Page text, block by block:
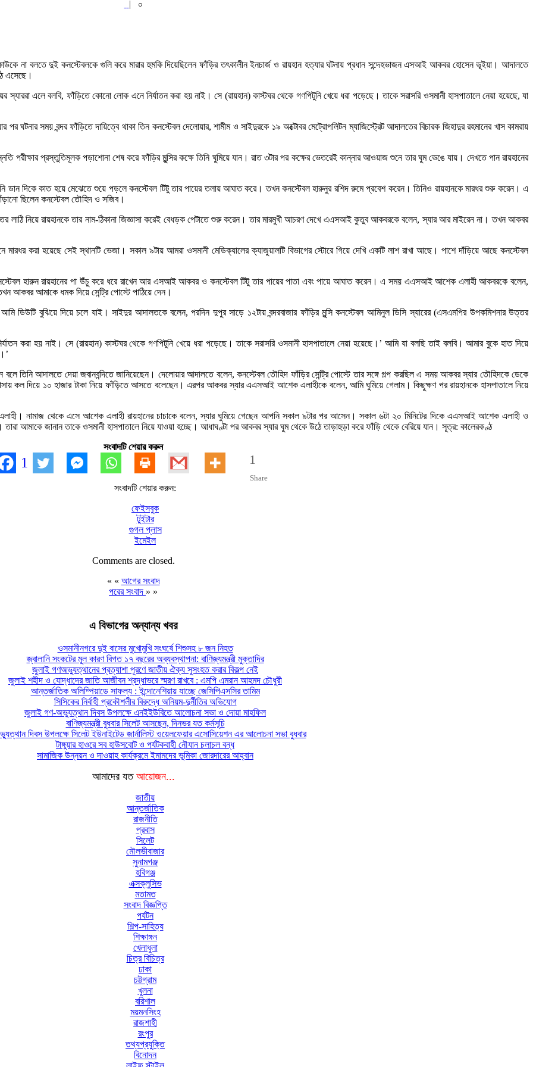
| ০
কাউকে না বলতে দুই কনস্টেবলকে গুলি করে মারার হুমকি দিয়েছিলেন ফাঁড়ির তৎকালীন ইনচার্জ ও রায়হান হত্যার ঘটনায় প্রধান সন্দেহভাজন এসআই আকবর হোসেন ভূইয়া। আদালতে
এসেছে।
এলে বলবি, ফাঁড়িতে কোনো লোক এনে নির্যাতন করা হয় নাই। সে (রায়হান) কাস্টঘর থেকে গণপিটুনি খেয়ে ধরা পড়েছে। তাকে সরাসরি ওসমানী হাসপাতালে নেয়া হয়েছে, যা
ঘটনার সময় বন্দর ফাঁড়িতে দায়িত্বে থাকা তিন কনস্টেবল দেলোয়ার, শামীম ও সাইদুরকে ১৯ অক্টোবর মেট্রোপলিটন ম্যাজিস্ট্রেট আদালতের বিচারক জিহাদুর রহমানের খাস কামরায়
পরীক্ষার প্রস্তুতিমূলক পড়াশোনা শেষ করে ফাঁড়ির মুন্সির কক্ষে তিনি ঘুমিয়ে যান। রাত ৩টার পর কক্ষের ভেতরেই কান্নার আওয়াজ শুনে তার ঘুম ভেঙে যায়। দেখতে পান রায়হানের
ডান দিকে কাত হয়ে মেঝেতে শুয়ে পড়লে কনস্টেবল টিটু তার পায়ের তলায় আঘাত করে। তখন কনস্টেবল হারুনুর রশিদ রুমে প্রবেশ করেন। তিনিও রায়হানকে মারধর শুরু করেন। এ
ছিলেন কনস্টেবল তৌহিদ ও সজিব।
লাঠি নিয়ে রায়হানকে তার নাম-ঠিকানা জিজ্ঞাসা করেই বেধড়ক পেটাতে শুরু করেন। তার মারমুখী আচরণ দেখে এএসআই কুতুব আকবরকে বলেন, স্যার আর মাইরেন না। তখন আকবর
মারধর করা হয়েছে সেই স্থানটি ভেজা। সকাল ৯টায় আমরা ওসমানী মেডিক্যালের ক্যাজুয়ালটি বিভাগের স্টোরে গিয়ে দেখি একটি লাশ রাখা আছে। পাশে দাঁড়িয়ে আছে কনস্টেবল
হারুন রায়হানের পা উঁচু করে ধরে রাখেন আর এসআই আকবর ও কনস্টেবল টিটু তার পায়ের পাতা এবং পায়ে আঘাত করেন। এ সময় এএসআই আশেক এলাহী আকবরকে বলেন,
আকবর আমাকে ধমক দিয়ে সেন্ট্রি পোস্টে পাঠিয়ে দেন।
ডিউটি বুঝিয়ে দিয়ে চলে যাই। সাইদুর আদালতকে বলেন, পরদিন দুপুর সাড়ে ১২টায় বন্দরবাজার ফাঁড়ির মুন্সি কনস্টেবল আমিনুল ডিসি স্যারের (এসএমপির উপকমিশনার উত্তর
করা হয় নাই। সে (রায়হান) কাস্টঘর থেকে গণপিটুনি খেয়ে ধরা পড়েছে। তাকে সরাসরি ওসমানী হাসপাতালে নেয়া হয়েছে।’ আমি যা বলছি তাই বলবি। আমার বুকে হাত দিয়ে
আদালতে দেয়া জবানবন্দিতে জানিয়েছেন। দেলোয়ার আদালতে বলেন, কনস্টেবল তৌহিদ ফাঁড়ির সেন্ট্রি পোস্টে তার সঙ্গে গল্প করছিল এ সময় আকবর স্যার তৌহিদকে ডেকে
কল দিয়ে ১০ হাজার টাকা নিয়ে ফাঁড়িতে আসতে বলেছেন। এরপর আকবর স্যার এএসআই আশেক এলাহীকে বলেন, আমি ঘুমিয়ে গেলাম। কিছুক্ষণ পর রায়হানকে হাসপাতালে নিয়ে
নামাজ থেকে এসে আশেক এলাহী রায়হানের চাচাকে বলেন, স্যার ঘুমিয়ে গেছেন আপনি সকাল ৯টার পর আসেন। সকাল ৬টা ২০ মিনিটের দিকে এএসআই আশেক এলাহী ও
আমাকে জানান তাকে ওসমানী হাসপাতালে নিয়ে যাওয়া হচ্ছে। আধাঘণ্টা পর আকবর স্যার ঘুম থেকে উঠে তাড়াহুড়া করে ফাঁড়ি থেকে বেরিয়ে যান। সূত্র: কালেরকণ্ঠ
সংবাদটি শেয়ার করুন
1 1
Share
সংবাদটি শেয়ার করুন:
ফেইসবুক
টুইটার
গুগল প্লাস
ইমেইল
Comments are closed.
« « আগের সংবাদ
পরের সংবাদ » »
এ বিভাগের অন্যান্য খবর
ওসমানীনগরে দুই বাসের মুখোমুখি সংঘর্ষে শিশুসহ ৮ জন নিহত
জ্বালানি সংকটের মূল কারণ বিগত ১৭ বছরের অব্যবস্থাপনা: বাণিজ্যমন্ত্রী মুক্তাদির
জুলাই গণঅভ্যুত্থানের প্রত্যাশা পূরণে জাতীয় ঐক্য সুসংহত করার বিকল্প নেই
জুলাই শহীদ ও যোদ্ধাদের জাতি আজীবন শ্রদ্ধাভরে স্মরণ রাখবে : এমপি এমরান আহমদ চৌধুরী
আন্তর্জাতিক অলিম্পিয়াডে সাফল্য : ইন্দোনেশিয়ায় যাচ্ছে জেসিপিএসসির তামিম
সিসিকের নির্বাহী প্রকৌশলীর বিরুদ্ধে অনিয়ম-দুর্নীতির অভিযোগ
জুলাই গণ-অভ্যুত্থান দিবস উপলক্ষে এনইইউবিতে আলোচনা সভা ও দোয়া মাহফিল
বাণিজ্যমন্ত্রী বুধবার সিলেট আসছেন, দিনভর যত কর্মসূচি
দিবস উপলক্ষে সিলেট ইউনাইটেড জার্নালিস্ট ওয়েলফেয়ার এসোসিয়েশন এর আলোচনা সভা বুধবার
টাঙ্গুয়ার হাওরে সব হাউসবোট ও পর্যটকবাহী নৌযান চলাচল বন্ধ
সামাজিক উন্নয়ন ও দাওয়াহ কার্যক্রমে ইমামদের ভূমিকা জোরদারের আহ্বান
আমাদের যত আয়োজন...
জাতীয়
আন্তর্জাতিক
রাজনীতি
প্রবাস
সিলেট
মৌলভীবাজার
সুনামগঞ্জ
হবিগঞ্জ
এক্সক্লুসিভ
মতামত
সংবাদ বিজ্ঞপ্তি
পর্যটন
শিল্প-সাহিত্য
শিক্ষাঙ্গন
খেলাধুলা
চিত্র বিচিত্র
ঢাকা
চট্টগ্রাম
খুলনা
বরিশাল
ময়মনসিংহ
রাজশাহী
রংপুর
তথ্যপ্রযুক্তি
বিনোদন